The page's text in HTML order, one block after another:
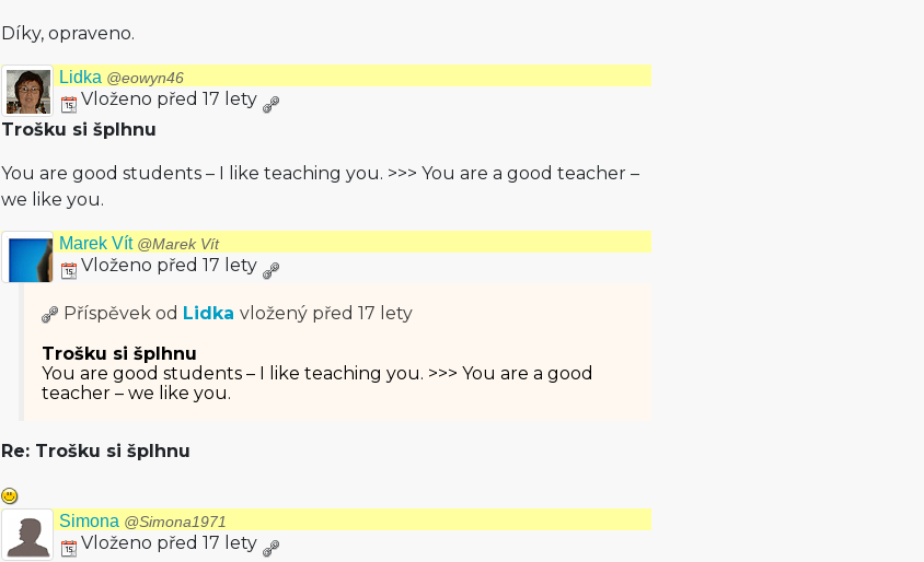
Díky, opraveno.
Lidka @eowyn46
Vloženo před 17 lety
Trošku si šplhnu
You are good students – I like teaching you. >>> You are a good teacher –
we like you.
Marek Vít @Marek Vít
Vloženo před 17 lety
Příspěvek od Lidka vložený před 17 lety
Trošku si šplhnu
You are good students – I like teaching you. >>> You are a good
teacher – we like you.
Re: Trošku si šplhnu
Simona @Simona1971
Vloženo před 17 lety